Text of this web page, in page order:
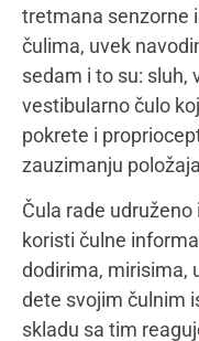
regulaciju/
ponašanja i
doživljavanje,
planiranje,
organizovano
obavljanje
posebno
Tretman vodi i
integracije. Kod
tretman jednako